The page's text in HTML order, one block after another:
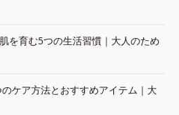
を育む5つの生活習慣｜大人のため
ケア方法とおすすめアイテム｜大